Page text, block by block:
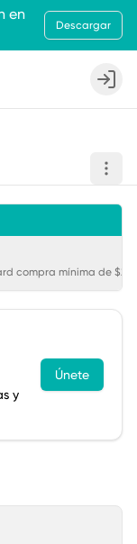
en
Descargar
Login
compra mínima de
y
Únete